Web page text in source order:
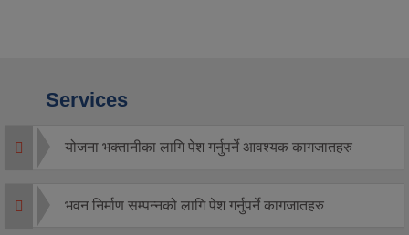
Services
योजना भक्तानीका लागि पेश गर्नुपर्ने आवश्यक कागजातहरु
भवन निर्माण सम्पन्नको लागि पेश गर्नुपर्ने कागजातहरु